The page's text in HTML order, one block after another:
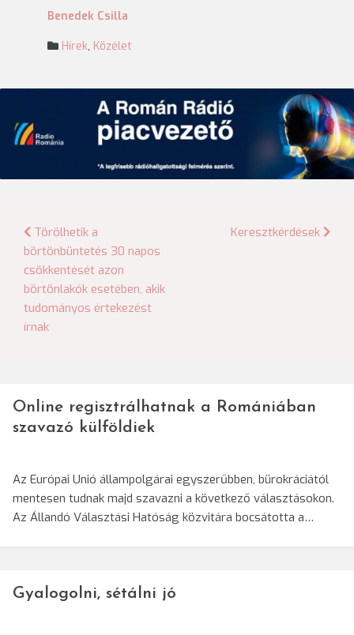
Benedek Csilla
Hírek, Közélet
Bejegyzés
navigáció
Törölhetik a
börtönbüntetés 30 napos
csökkentését azon
börtönlakók esetében, akik
tudományos értekezést
írnak
Keresztkérdések
Online regisztrálhatnak a Romániában
szavazó külföldiek
Az Európai Unió állampolgárai egyszerűbben, bürokráciától
mentesen tudnak majd szavazni a következő választásokon.
Az Állandó Választási Hatóság közvitára bocsátotta a…
Gyalogolni, sétálni jó